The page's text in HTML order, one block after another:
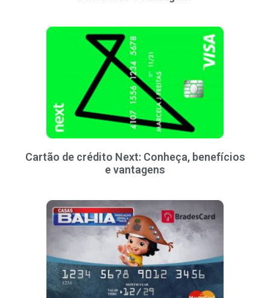
Cartão de crédito Next: Conheça, benefícios
e vantagens